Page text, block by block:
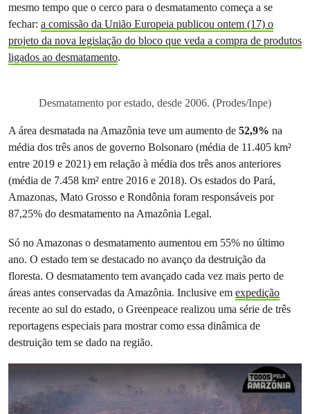
mesmo tempo que o cerco para o desmatamento começa a se
fechar: a comissão da União Europeia publicou ontem (17) o
projeto da nova legislação do bloco que veda a compra de produtos
ligados ao desmatamento.
Desmatamento por estado, desde 2006. (Prodes/Inpe)
A área desmatada na Amazônia teve um aumento de 52,9% na
média dos três anos de governo Bolsonaro (média de 11.405 km²
entre 2019 e 2021) em relação à média dos três anos anteriores
(média de 7.458 km² entre 2016 e 2018). Os estados do Pará,
Amazonas, Mato Grosso e Rondônia foram responsáveis por
87,25% do desmatamento na Amazônia Legal.
Só no Amazonas o desmatamento aumentou em 55% no último
ano. O estado tem se destacado no avanço da destruição da
floresta. O desmatamento tem avançado cada vez mais perto de
áreas antes conservadas da Amazônia. Inclusive em expedição
recente ao sul do estado, o Greenpeace realizou uma série de três
reportagens especiais para mostrar como essa dinâmica de
destruição tem se dado na região.